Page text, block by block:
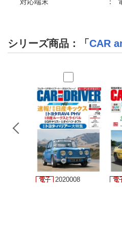
シリーズ商品：「CAR
2020008